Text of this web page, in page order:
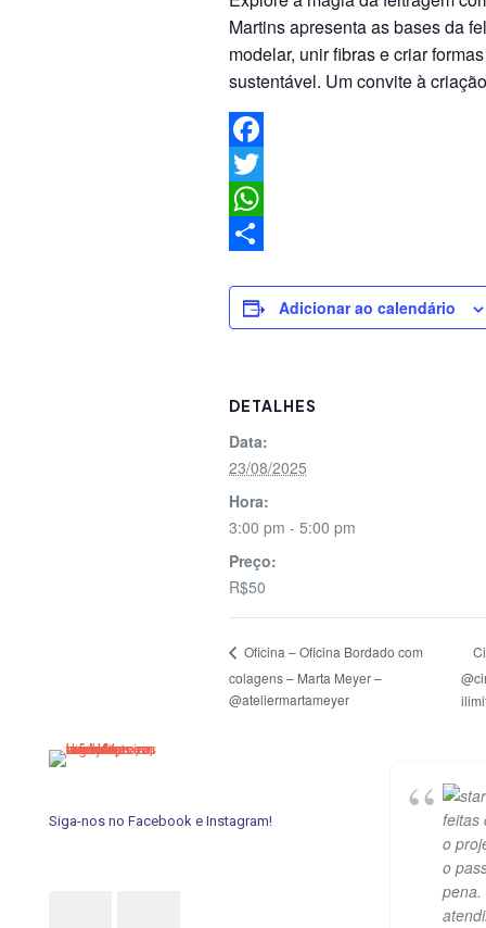
Martins apresenta as bases da
modelar, unir fibras e criar
sustentável. Um convite à
Facebook
Twitter
WhatsApp
Adicionar ao calendário
DETALHES
Data:
23/08/2025
Hora:
3:00 pm - 5:00 pm
Preço:
R$50
Oficina – Oficina Bordado com
colagens – Marta Meyer –
@ateliermartameyer
Siga-nos no Facebook e Instagram!
feitas
o
o
pena.